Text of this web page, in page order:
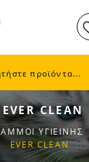
EVER CLEAN
ΑΜΜΟΙ ΥΓΙΕΙΝΗΣ
EVER CLEAN